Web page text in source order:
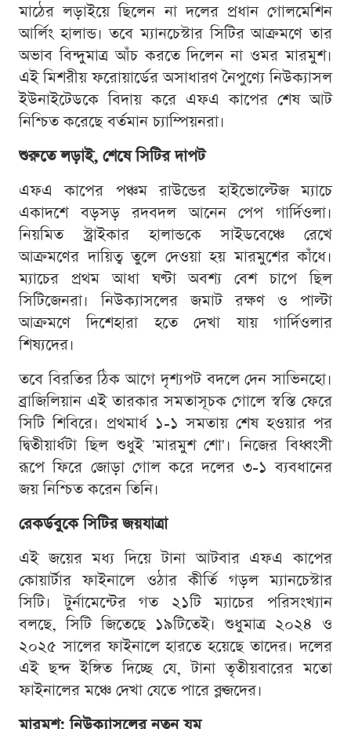
মাঠের লড়াইয়ে ছিলেন না দলের প্রধান গোলমেশিন
আর্লিং হালান্ড। তবে ম্যানচেস্টার সিটির আক্রমণে তার
অভাব বিন্দুমাত্র আঁচ করতে দিলেন না ওমর মারমুশ।
এই মিশরীয় ফরোয়ার্ডের অসাধারণ নৈপুণ্যে নিউক্যাসল
ইউনাইটেডকে বিদায় করে এফএ কাপের শেষ আট
নিশ্চিত করেছে বর্তমান চ্যাম্পিয়নরা।
শুরুতে লড়াই, শেষে সিটির দাপট
এফএ কাপের পঞ্চম রাউন্ডের হাইভোল্টেজ ম্যাচে
একাদশে বড়সড় রদবদল আনেন পেপ গার্দিওলা।
নিয়মিত স্ট্রাইকার হালান্ডকে সাইডবেঞ্চে রেখে
আক্রমণের দায়িত্ব তুলে দেওয়া হয় মারমুশের কাঁধে।
ম্যাচের প্রথম আধা ঘণ্টা অবশ্য বেশ চাপে ছিল
সিটিজেনরা। নিউক্যাসলের জমাট রক্ষণ ও পাল্টা
আক্রমণে দিশেহারা হতে দেখা যায় গার্দিওলার
শিষ্যদের।
তবে বিরতির ঠিক আগে দৃশ্যপট বদলে দেন সাভিনহো।
ব্রাজিলিয়ান এই তারকার সমতাসূচক গোলে স্বস্তি ফেরে
সিটি শিবিরে। প্রথমার্ধ ১-১ সমতায় শেষ হওয়ার পর
দ্বিতীয়ার্ধটা ছিল শুধুই 'মারমুশ শো'। নিজের বিধ্বংসী
রূপে ফিরে জোড়া গোল করে দলের ৩-১ ব্যবধানের
জয় নিশ্চিত করেন তিনি।
রেকর্ডবুকে সিটির জয়যাত্রা
এই জয়ের মধ্য দিয়ে টানা আটবার এফএ কাপের
কোয়ার্টার ফাইনালে ওঠার কীর্তি গড়ল ম্যানচেস্টার
সিটি। টুর্নামেন্টের গত ২১টি ম্যাচের পরিসংখ্যান
বলছে, সিটি জিতেছে ১৯টিতেই। শুধুমাত্র ২০২৪ ও
২০২৫ সালের ফাইনালে হারতে হয়েছে তাদের। দলের
এই ছন্দ ইঙ্গিত দিচ্ছে যে, টানা তৃতীয়বারের মতো
ফাইনালের মঞ্চে দেখা যেতে পারে ব্লুজদের।